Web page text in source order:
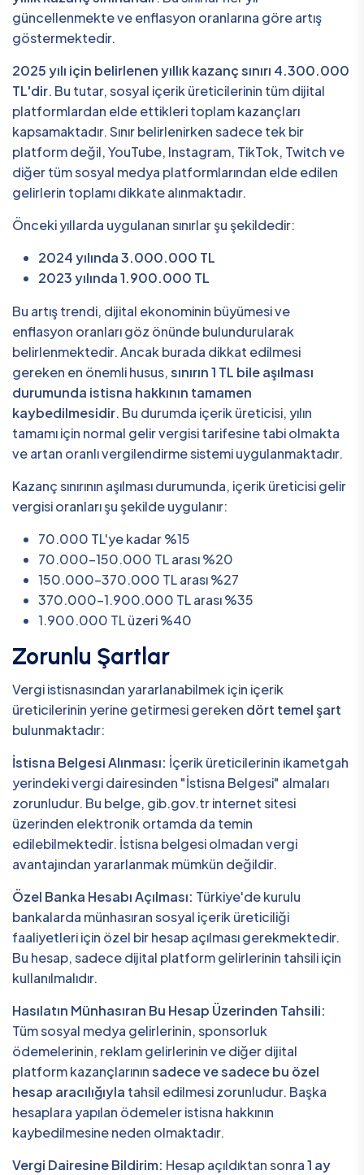
güncellenmekte ve enflasyon oranlarına göre artış
göstermektedir.
2025 yılı için belirlenen yıllık kazanç sınırı 4.300.000
TL'dir. Bu tutar, sosyal içerik üreticilerinin tüm dijital
platformlardan elde ettikleri toplam kazançları
kapsamaktadır. Sınır belirlenirken sadece tek bir
platform değil, YouTube, Instagram, TikTok, Twitch ve
diğer tüm sosyal medya platformlarından elde edilen
gelirlerin toplamı dikkate alınmaktadır.
Önceki yıllarda uygulanan sınırlar şu şekildedir:
2024 yılında 3.000.000 TL
2023 yılında 1.900.000 TL
Bu artış trendi, dijital ekonominin büyümesi ve
enflasyon oranları göz önünde bulundurularak
belirlenmektedir. Ancak burada dikkat edilmesi
gereken en önemli husus,sınırın 1 TL bile aşılması
durumunda istisna hakkının tamamen
kaybedilmesidir. Bu durumda içerik üreticisi, yılın
tamamı için normal gelir vergisi tarifesine tabi olmakta
ve artan oranlı vergilendirme sistemi uygulanmaktadır.
Kazanç sınırının aşılması durumunda, içerik üreticisi gelir
vergisi oranları şu şekilde uygulanır:
70.000 TL'ye kadar %15
70.000-150.000 TL arası %20
150.000-370.000 TL arası %27
370.000-1.900.000 TL arası %35
1.900.000 TL üzeri %40
Zorunlu Şartlar
Vergi istisnasından yararlanabilmek için içerik
üreticilerinin yerine getirmesi gereken dört temel şart
bulunmaktadır:
İstisna Belgesi Alınması: İçerik üreticilerinin ikametgah
yerindeki vergi dairesinden "İstisna Belgesi" almaları
zorunludur. Bu belge, gib.gov.tr internet sitesi
üzerinden elektronik ortamda da temin
edilebilmektedir. İstisna belgesi olmadan vergi
avantajından yararlanmak mümkün değildir.
Özel Banka Hesabı Açılması: Türkiye'de kurulu
bankalarda münhasıran sosyal içerik üreticiliği
faaliyetleri için özel bir hesap açılması gerekmektedir.
Bu hesap, sadece dijital platform gelirlerinin tahsili için
kullanılmalıdır.
Hasılatın Münhasıran Bu Hesap Üzerinden Tahsili:
Tüm sosyal medya gelirlerinin, sponsorluk
ödemelerinin, reklam gelirlerinin ve diğer dijital
platform kazançlarınınsadece ve sadece bu özel
hesap aracılığıyla tahsil edilmesi zorunludur. Başka
hesaplara yapılan ödemeler istisna hakkının
kaybedilmesine neden olmaktadır.
Vergi Dairesine Bildirim: Hesap açıldıktan sonra1 ay